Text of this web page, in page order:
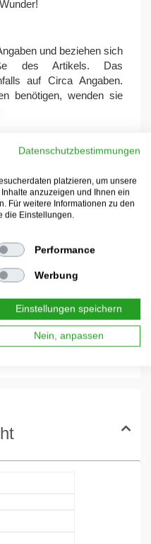
und beziehen sich
des Artikels. Das
auf Circa Angaben.
benötigen, wenden sie
GmbH, Am
Datenschutzbestimmungen
platzieren, um unsere
anzuzeigen und Ihnen ein
Für weitere Informationen zu den
die Einstellungen.
Performance
Werbung
Einstellungen speichern
Nein, anpassen